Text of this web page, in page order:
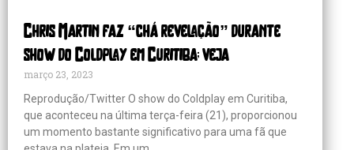
Chris Martin faz “chá revelação” durante
show do Coldplay em Curitiba; veja
março 23, 2023
Reprodução/Twitter O show do Coldplay em Curitiba,
que aconteceu na última terça-feira (21), proporcionou
um momento bastante significativo para uma fã que